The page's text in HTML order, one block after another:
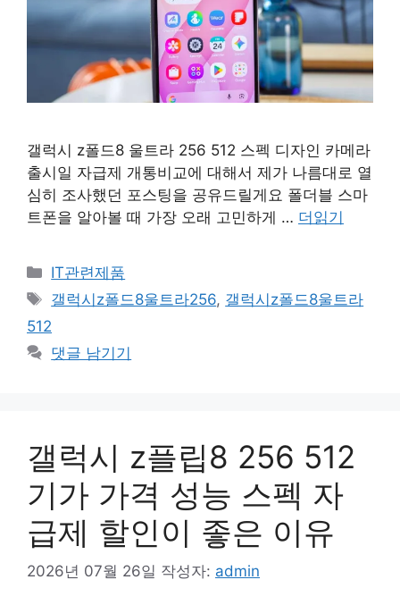
갤럭시 z폴드8 울트라 256 512 스펙 디자인 카메라
출시일 자급제 개통비교에 대해서 제가 나름대로 열
심히 조사했던 포스팅을 공유드릴게요 폴더블 스마
트폰을 알아볼 때 가장 오래 고민하게 … 더읽기
카
테
리
IT관련제품
태
그
갤럭시z폴드8울트라256, 갤럭시z폴드8울트라
512
댓글 남기기
갤럭시 z플립8 256 512
기가 가격 성능 스펙 자
급제 할인이 좋은 이유
2026년 07월 26일 작성자: admin